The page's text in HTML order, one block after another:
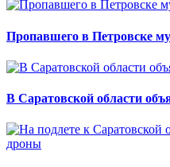
Пропавшего в Петровске
В Саратовской области